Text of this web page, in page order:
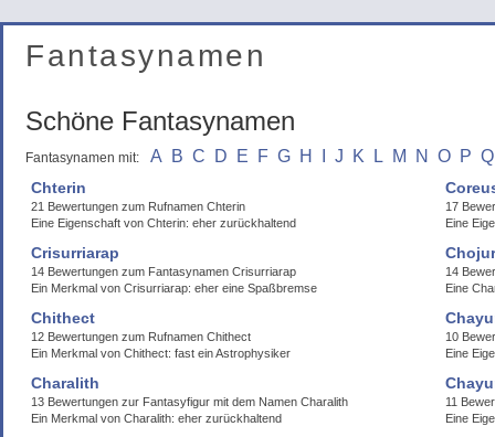
Fantasynamen
Schöne Fantasynamen
Fantasynamen mit: A B C D E F G H J K L M N O P Q
Chterin
21 Bewertungen zum Rufnamen Chterin
Eine Eigenschaft von Chterin: eher zurückhaltend
17
Eine
Crisurriarap
14 Bewertungen zum Fantasynamen Crisurriarap
Ein Merkmal von Crisurriarap: eher eine Spaßbremse
14
Eine
Chithect
12 Bewertungen zum Rufnamen Chithect
Ein Merkmal von Chithect: fast ein Astrophysiker
10
Eine
Charalith
13 Bewertungen zur Fantasyfigur mit dem Namen Charalith
Ein Merkmal von Charalith: eher zurückhaltend
11
Eine